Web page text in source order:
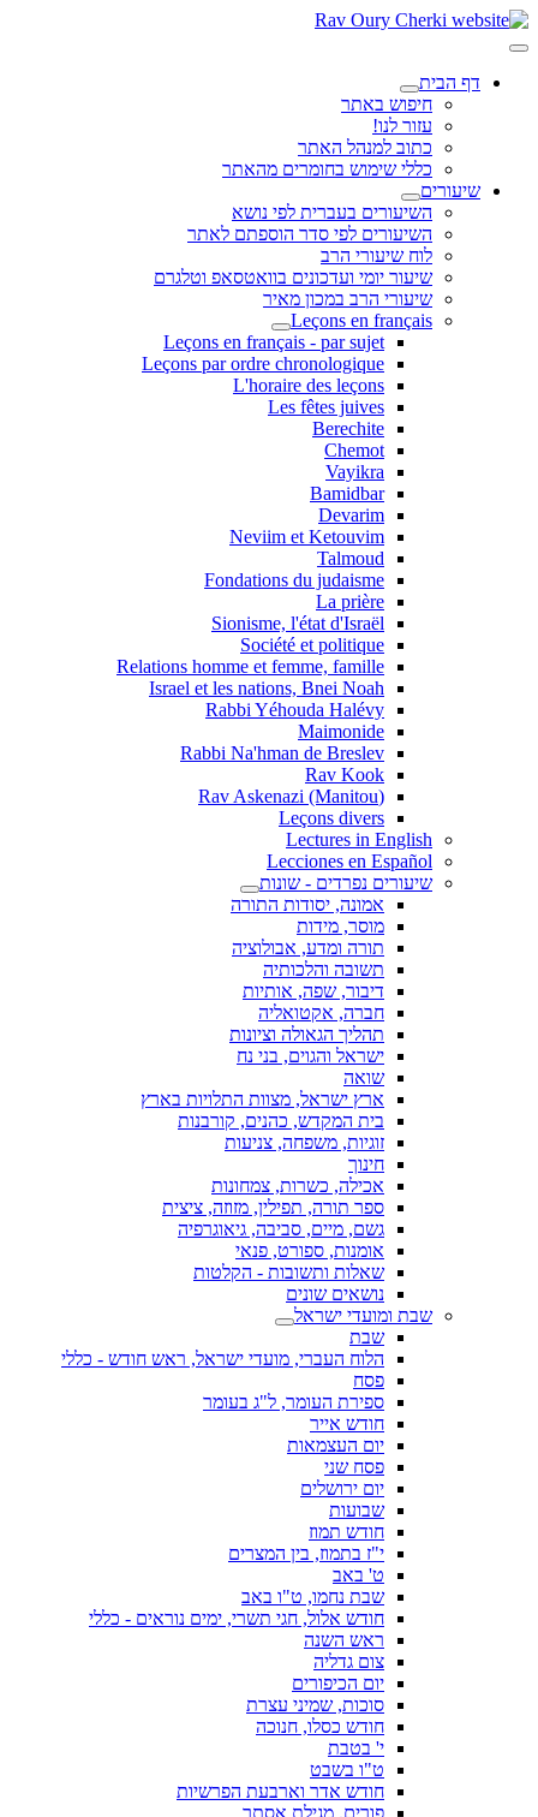
דף הבית
חיפוש באתר
עזור לנו!
כתוב למנהל האתר
כללי שימוש בחומרים מהאתר
שיעורים
השיעורים בעברית לפי נושא
השיעורים לפי סדר הוספתם לאתר
לוח שיעורי הרב
שיעור יומי ועדכונים בוואטסאפ וטלגרם
שיעורי הרב במכון מאיר
Leçons en français
Leçons en français - par sujet
Leçons par ordre chronologique
L'horaire des leçons
Les fêtes juives
Berechite
Chemot
Vayikra
Bamidbar
Devarim
Neviim et Ketouvim
Talmoud
Fondations du judaisme
La prière
Sionisme, l'état d'Israël
Société et politique
Relations homme et femme, famille
Israel et les nations, Bnei Noah
Rabbi Yéhouda Halévy
Maimonide
Rabbi Na'hman de Breslev
Rav Kook
(Rav Askenazi (Manitou
Leçons divers
Lectures in English
Lecciones en Español
שיעורים נפרדים - שונות
אמונה, יסודות התורה
מוסר, מידות
תורה ומדע, אבולוציה
תשובה והלכותיה
דיבור, שפה, אותיות
חברה, אקטואליה
תהליך הגאולה וציונות
ישראל והגוים, בני נח
שואה
ארץ ישראל, מצוות התלויות בארץ
בית המקדש, כהנים, קורבנות
זוגיות, משפחה, צניעות
חינוך
אכילה, כשרות, צמחונות
ספר תורה, תפילין, מזוזה, ציצית
גשם, מיים, סביבה, גיאוגרפיה
אומנות, ספורט, פנאי
שאלות ותשובות - הקלטות
נושאים שונים
שבת ומועדי ישראל
שבת
הלוח העברי, מועדי ישראל, ראש חודש - כללי
פסח
ספירת העומר, ל"ג בעומר
חודש אייר
יום העצמאות
פסח שני
יום ירושלים
שבועות
חודש תמוז
י"ז בתמוז, בין המצרים
ט' באב
שבת נחמו, ט"ו באב
חודש אלול, חגי תשרי, ימים נוראים - כללי
ראש השנה
צום גדליה
יום הכיפורים
סוכות, שמיני עצרת
חודש כסלו, חנוכה
י' בטבת
ט"ו בשבט
חודש אדר וארבעת הפרשיות
פורים, מגילת אסתר